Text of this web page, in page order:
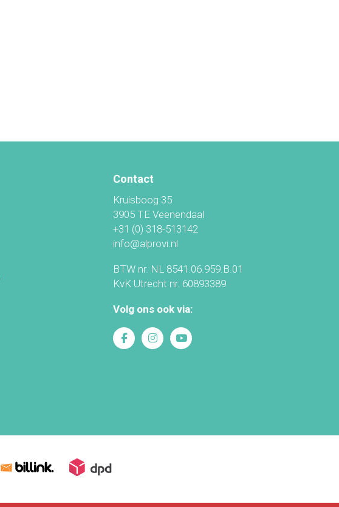
Contact
Kruisboog 35
3905 TE Veenendaal
+31 (0) 318-513142
info@alprovi.nl
BTW nr. NL 8541.06.959.B.01
KvK Utrecht nr. 60893389
Volg ons ook via: